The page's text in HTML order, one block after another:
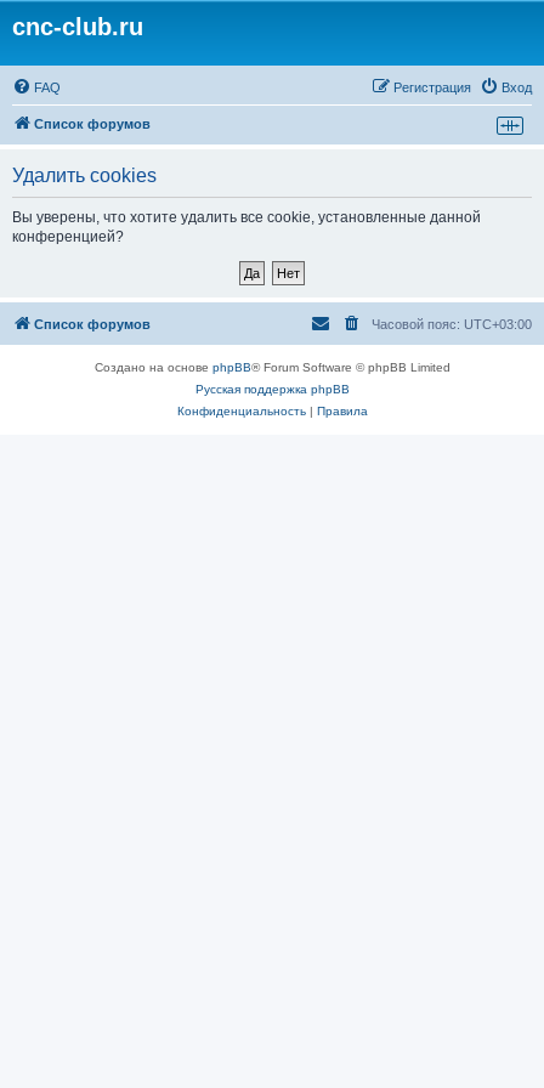
cnc-club.ru
FAQ Вход
Регистрация
Список форумов
Удалить cookies
Вы уверены, что хотите удалить все cookie, установленные данной
конференцией?
Список форумов Часовой пояс: UTC+03:00
Создано на основе phpBB® Forum Software © phpBB Limited
Русская поддержка phpBB
Конфиденциальность| Правила